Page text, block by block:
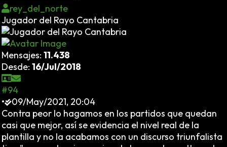
rey_del_norte
Jugador del Rayo Cantabria
Mensajes: 11.438
Desde: 16/Jul/2018
#94
•
09/May/2021, 20:04
Contra peor lo hagamos en los partidos que quedan
casi que mejor, así se evidencia el nivel real de la
plantilla y no la acabamos con un discurso triunfalista